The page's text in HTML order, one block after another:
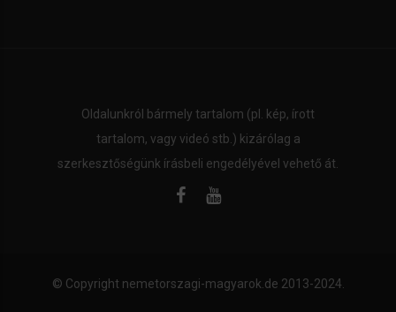
Oldalunkról bármely tartalom (pl. kép, írott
tartalom, vagy videó stb.) kizárólag a
szerkesztőségünk írásbeli engedélyével vehető át.
© Copyright nemetorszagi-magyarok.de 2013-2024.